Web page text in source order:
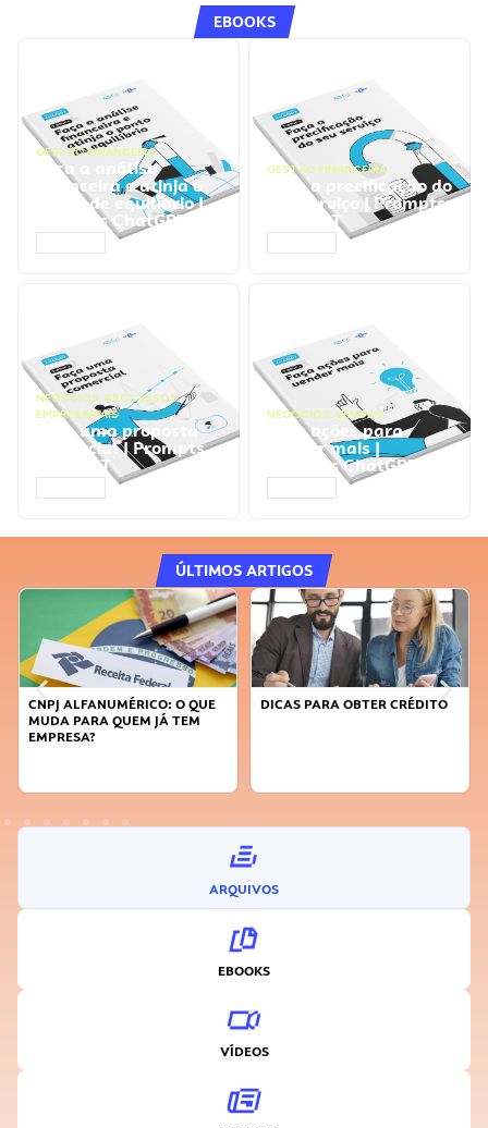
EBOOKS
GESTÃO FINANCEIRA
Faça a análise
financeira e atinja o
ponto de equilíbrio |
Prompts ChatGPT
GESTÃO FINANCEIRA
Faça a precificação do
seu serviço | Prompts
ChatGPT
NEGÓCIOS, PROCESSOS
EMPRESARIAIS
Faça uma proposta
comercial | Prompts
ChatGPT
NEGÓCIOS, VENDAS
Faça ações para
vender mais |
Prompts ChatGPT
ÚLTIMOS ARTIGOS
CNPJ ALFANUMÉRICO: O QUE
MUDA PARA QUEM JÁ TEM
EMPRESA?
DICAS PARA OBTER CRÉDITO
ARQUIVOS
EBOOKS
VÍDEOS